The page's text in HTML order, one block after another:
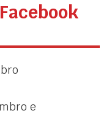
Facebook